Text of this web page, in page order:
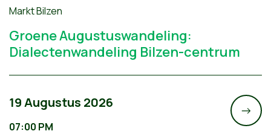
Markt Bilzen
Groene Augustuswandeling:
Dialectenwandeling Bilzen-centrum
19 Augustus 2026
07:00 PM
->